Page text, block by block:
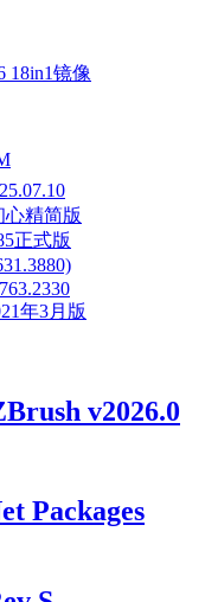
18in1镜像
心精简版
正式版
年3月版
v2026.0
Packages